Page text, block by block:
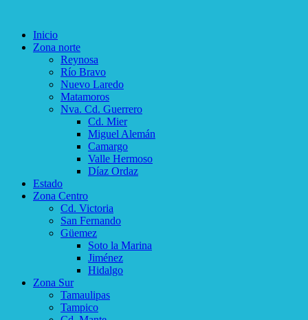
Inicio
Zona norte
Reynosa
Río Bravo
Nuevo Laredo
Matamoros
Nva. Cd. Guerrero
Cd. Mier
Miguel Alemán
Camargo
Valle Hermoso
Díaz Ordaz
Estado
Zona Centro
Cd. Victoria
San Fernando
Güemez
Soto la Marina
Jiménez
Hidalgo
Zona Sur
Tamaulipas
Tampico